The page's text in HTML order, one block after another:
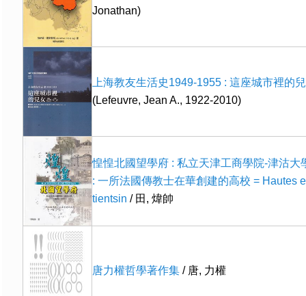
Jonathan)
上海教友生活史1949-1955 : 這座城市裡的
(Lefeuvre, Jean A., 1922-2010)
惶惶北國望學府 : 私立天津工商學院-津沽大
: 一所法國傳教士在華創建的高校 = Hautes
tientsin / 田, 煒帥
唐力權哲學著作集 / 唐, 力權